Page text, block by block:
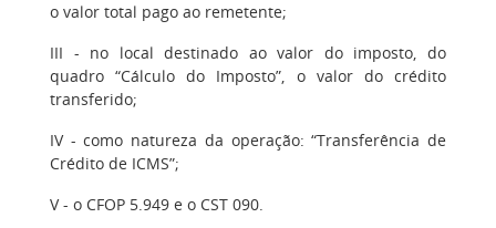
o valor total pago ao remetente;
III - no local destinado ao valor do imposto, do
quadro “Cálculo do Imposto”, o valor do crédito
transferido;
IV - como natureza da operação: “Transferência de
Crédito de ICMS”;
V - o CFOP 5.949 e o CST 090.